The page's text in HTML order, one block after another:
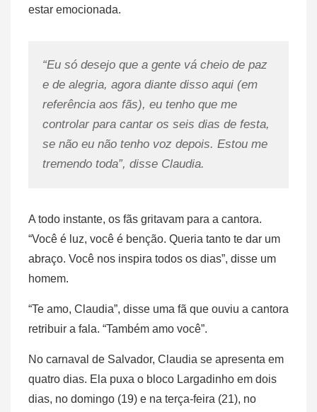
estar emocionada.
“Eu só desejo que a gente vá cheio de paz
e de alegria, agora diante disso aqui (em
referência aos fãs), eu tenho que me
controlar para cantar os seis dias de festa,
se não eu não tenho voz depois. Estou me
tremendo toda”, disse Claudia.
A todo instante, os fãs gritavam para a cantora.
“Você é luz, você é benção. Queria tanto te dar um
abraço. Você nos inspira todos os dias”, disse um
homem.
“Te amo, Claudia”, disse uma fã que ouviu a cantora
retribuir a fala. “Também amo você”.
No carnaval de Salvador, Claudia se apresenta em
quatro dias. Ela puxa o bloco Largadinho em dois
dias, no domingo (19) e na terça-feira (21), no